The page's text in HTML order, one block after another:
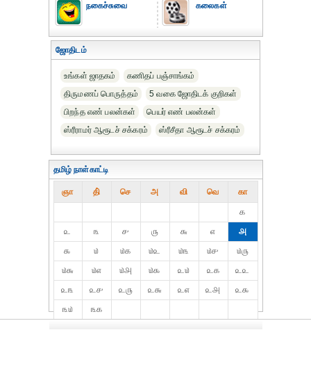
நகைச்சுவை கலைகள்
ஜோதிடம்
உங்கள் ஜாதகம்
கணிதப் பஞ்சாங்கம்
திருமணப் பொருத்தம்
5 வகை ஜோதிடக் குறிகள்
பிறந்த எண் பலன்கள்
பெயர் எண் பலன்கள்
ஸ்ரீராமர் ஆரூடச் சக்கரம்
ஸ்ரீசீதா ஆரூடச் சக்கரம்
தமிழ் நாள்காட்டி
ஞா தி் செ அ வி வெ கா
௧
௨
௩ ௪ ௫ ௬ ௭
௮
௯
௰ ௰௧ ௰௨ ௰௩ ௰௪
௰௫
௰௬
௰௭ ௰௮ ௰௯ ௨௰ ௨௧
௨௨
௨௩
௨௪ ௨௫ ௨௬ ௨௭ ௨௮
௨௯
௩௰
௩௧